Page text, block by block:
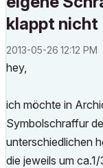
klappt nicht
‎2013-05-26 12:12 PM
hey,
ich möchte in
Symbolschraffur
unterschiedlichen
die jeweils um